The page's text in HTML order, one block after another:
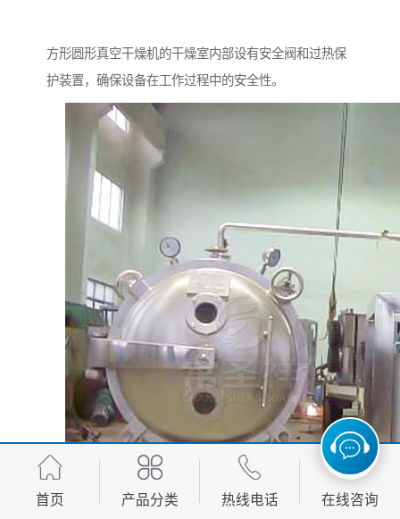
方形圆形真空干燥机的干燥室内部设有安全阀和过热保
护装置，确保设备在工作过程中的安全性。
首页 产品分类 热线电话 在线咨询